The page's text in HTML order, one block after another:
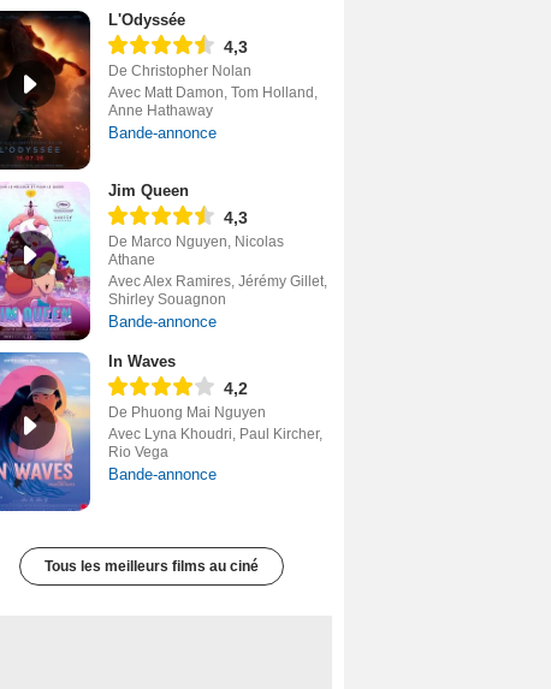
L'Odyssée
4,3
De Christopher Nolan
Avec Matt Damon, Tom Holland,
Anne Hathaway
Bande-annonce
Jim Queen
4,3
De Marco Nguyen, Nicolas
Athane
Avec Alex Ramires, Jérémy Gillet,
Shirley Souagnon
Bande-annonce
In Waves
4,2
De Phuong Mai Nguyen
Avec Lyna Khoudri, Paul Kircher,
Rio Vega
Bande-annonce
Tous les meilleurs films au ciné